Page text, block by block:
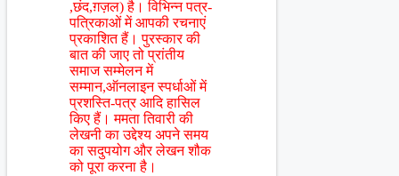
,छंद,ग़ज़ल) है। विभिन्न पत्र-
पत्रिकाओं में आपकी रचनाएं
प्रकाशित हैं। पुरस्कार की
बात की जाए तो प्रांतीय
समाज सम्मेलन में
सम्मान,ऑनलाइन स्पर्धाओं में
प्रशस्ति-पत्र आदि हासिल
किए हैं। ममता तिवारी की
लेखनी का उद्देश्य अपने समय
का सदुपयोग और लेखन शौक
को पूरा करना है।